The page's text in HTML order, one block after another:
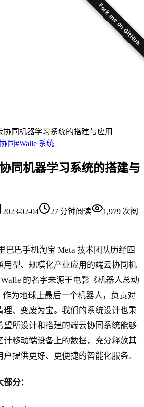
Fork me on GitHub
协同机器学习系统的搭建与应用
同#Walle 系统
同机器学习系统的搭建与
2023-02-04 27 分钟阅读 1,979 次阅
巴巴手机淘宝 Meta 技术团队历经四
用型、规模化产业应用的端云协同机
的名字来源于电影《机器人总动
作为地球上最后一个机器人，负责对
理、变废为宝。我们的系统设计也秉
望所设计和搭建的端云协同系统能够
计移动端设备上的数据，充分释放其
提供更好、更便捷的智能化服务。
分：